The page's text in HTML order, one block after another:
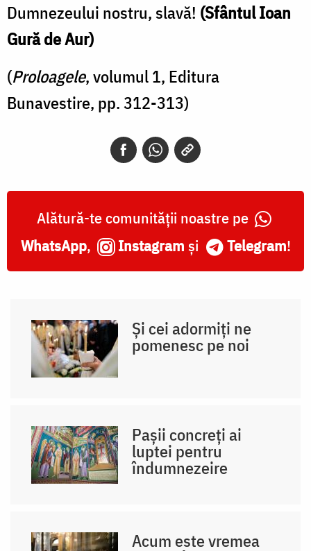
Dumnezeului nostru, slavă! (Sfântul Ioan
Gură de Aur)
(Proloagele, volumul 1, Editura
Bunavestire, pp. 312-313)
Alătură-te comunității noastre pe
WhatsApp, Instagram și Telegram!
Și cei adormiți ne
pomenesc pe noi
Pașii concreți ai
luptei pentru
îndumnezeire
Acum este vremea